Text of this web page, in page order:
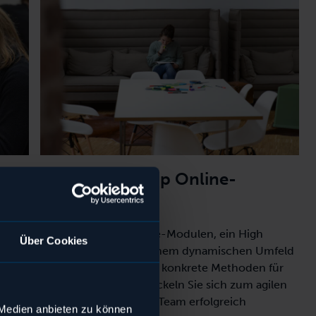
Über Cookies
anbieten zu können
Agile Leadership Online-
Training
Lernen Sie in 12 Online-Modulen, ein High
Performing Team in einem dynamischen Umfeld
zu führen. Erhalten Sie konkrete Methoden für
Ihren Alltag und entwickeln Sie sich zum agilen
Leader – damit Sie Ihr Team erfolgreich